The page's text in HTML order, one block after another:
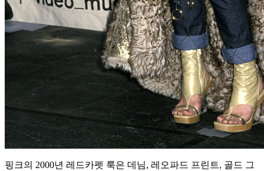
핑크의 2000년 레드카펫 룩은 데님, 레오파드 프린트, 골드 그